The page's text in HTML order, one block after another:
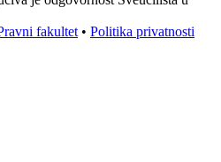
fakultet • Politika privatnosti